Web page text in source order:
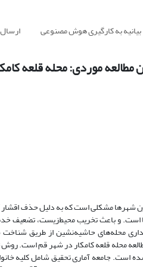
بیانیه به کارگیری هوش مصنوعی
موردی: محله قلعه
مشکلی است که به دلیل حذف اقشار
و باعث تخریب محیط‌زیست، تضعیف
محله‌های حاشیه‌نشین از طریق شناخت
محله قلعه کامکار در شهر قم است. روش
است. جامعه آماری تحقیق شامل کلیه